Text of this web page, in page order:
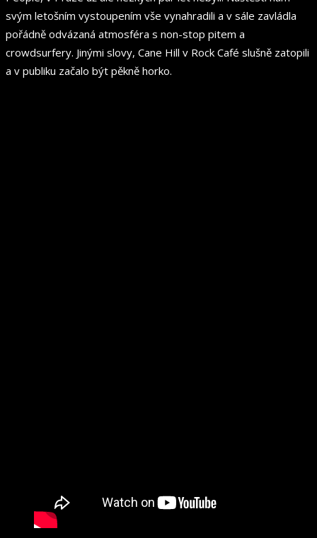
svým letošním vystoupením vše vynahradili a v sále zavládla
pořádně odvázaná atmosféra s non-stop pitem a
crowdsurfery. Jinými slovy, Cane Hill v Rock Café slušně zatopili
a v publiku začalo být pěkně horko.